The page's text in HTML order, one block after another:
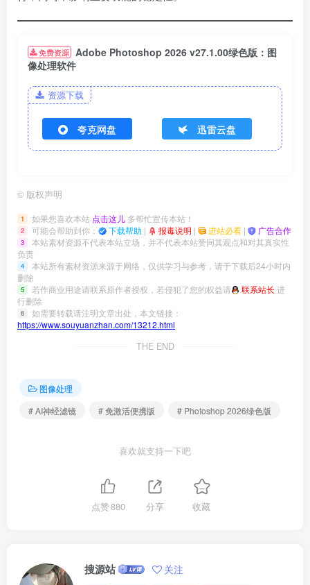
免费资源 Adobe Photoshop 2026 v27.1.00绿色版：图
像处理软件
资源下载
夸克网盘 迅雷云盘
© 版权声明
1 如果您喜欢本站 点击这儿 多帮忙宣传本站！
2 可能会帮助到你： 下载帮助 | 报毒说明 | 进站必看 | 广告合作
3
本站素材资源不代表本站立场，并不代表本站赞同其观点和对其真实性
负责
4
本站所有素材资源来源于网络，仅供学习与参考，请于下载后24小时内
删除
5 若作商业用途请联系原作者授权，若侵犯了您的权益请 联系站长 进
行删除
6
如需要转载请注明文章出处，本文链接：
https://www.souyuanzhan.com/13212.html
THE END
图像处理
# AI神经滤镜
# 免激活便携版 # Photoshop 2026绿色版
喜欢就支持一下吧
点赞880 分享 收藏
搜源站 关注